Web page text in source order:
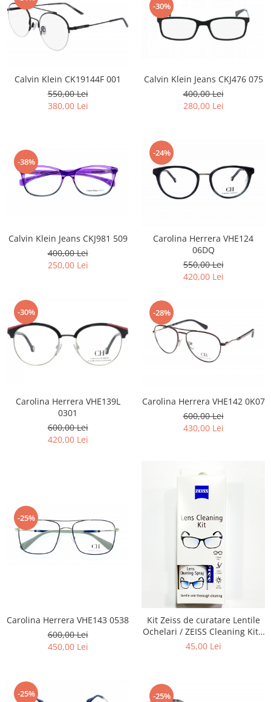
Calvin Klein CK19144F 001
550,00 Lei
380,00 Lei
-30%
Calvin Klein Jeans CKJ476 075
400,00 Lei
280,00 Lei
-38%
Calvin Klein Jeans CKJ981 509
400,00 Lei
250,00 Lei
-24%
Carolina Herrera VHE124
06DQ
550,00 Lei
420,00 Lei
-30%
Carolina Herrera VHE139L
0301
600,00 Lei
420,00 Lei
-28%
Carolina Herrera VHE142 0K07
600,00 Lei
430,00 Lei
-25%
Carolina Herrera VHE143 0538
600,00 Lei
450,00 Lei
Kit Zeiss de curatare Lentile
Ochelari / ZEISS Cleaning Kit -
Recomandat la intretinerea
Telefoane, La aplicarea de
45,00 Lei
-25% -25%